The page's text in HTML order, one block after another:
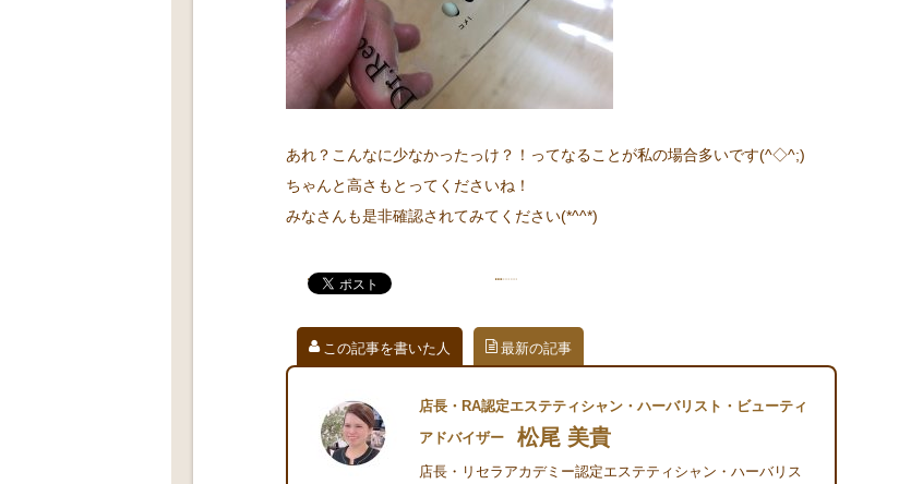
あれ？こんなに少なかったっけ？！ってなることが私の場合多いです(^◇^;)
ちゃんと高さもとってくださいね！
みなさんも是非確認されてみてください(*^^*)
この記事を書いた人 最新の記事
店長・RA認定エステティシャン・ハーバリスト・ビューティ
アドバイザー
松尾 美貴
店長・リセラアカデミー認定エステティシャン・ハーバリス